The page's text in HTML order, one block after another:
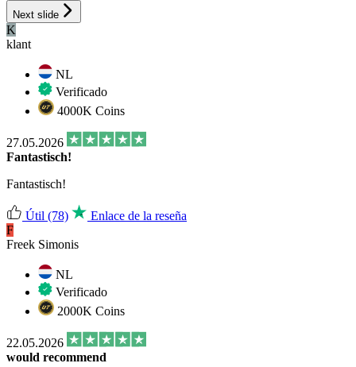
Next slide
K
klant
NL
Verificado
4000K Coins
27.05.2026
Fantastisch!
Fantastisch!
Útil (78)
Enlace de la reseña
F
Freek Simonis
NL
Verificado
2000K Coins
22.05.2026
would recommend